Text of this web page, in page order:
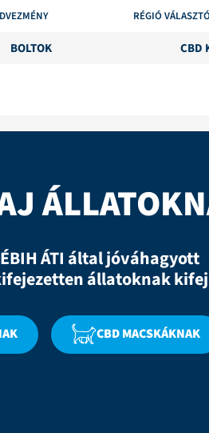
RÉGIÓ
BOLTOK CBD
ÁTI által jóváhagyott
állatoknak
CBD MACSKÁKNAK